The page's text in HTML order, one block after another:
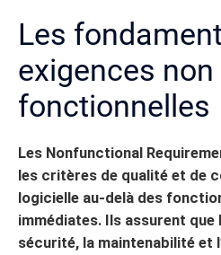
Les
exigences non
fonctionnelles
Les Nonfunctional
les critères de qualité et de
logicielle au-delà des
immédiates. Ils assurent que
sécurité, la maintenabilité et